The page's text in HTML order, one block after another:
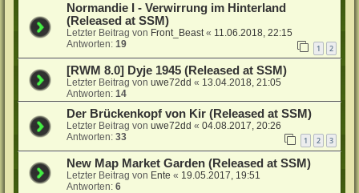
Normandie I - Verwirrung im Hinterland
(Released at SSM)
Letzter Beitrag von Front_Beast« 11.06.2018, 22:15
Antworten:19 1 2
[RWM 8.0] Dyje 1945 (Released at SSM)
Letzter Beitrag vonuwe72dd « 13.04.2018, 21:05
Antworten:14
Der Brückenkopf von Kir (Released at SSM)
Letzter Beitrag vonuwe72dd «04.08.2017, 20:26
Antworten:33 1 2 3
New Map Market Garden (Released at SSM)
Letzter Beitrag von Ente « 19.05.2017, 19:51
Antworten:6